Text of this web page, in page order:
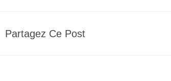
Partagez Ce Post